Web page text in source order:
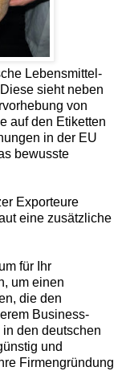
Lebensmittel-
sieht neben
von
auf den Etiketten
in der EU
bewusste
Exporteure
eine zusätzliche
für Ihr
um einen
die den
Business-
den deutschen
und
Firmengründung